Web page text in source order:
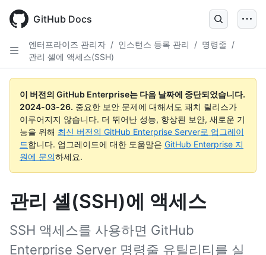
main
GitHub Docs
엔터프라이즈 관리자 / 인스턴스 등록 관리 / 명령줄 /
관리 셸에 액세스(SSH)
이 버전의 GitHub Enterprise는 다음 날짜에 중단되었습니다.
2024-03-26. 중요한 보안 문제에 대해서도 패치 릴리스가
이루어지지 않습니다. 더 뛰어난 성능, 향상된 보안, 새로운 기
능을 위해 최신 버전의 GitHub Enterprise Server로 업그레이
드합니다. 업그레이드에 대한 도움말은 GitHub Enterprise 지
원에 문의하세요.
관리 셸(SSH)에 액세스
SSH 액세스를 사용하면 GitHub
Enterprise Server 명령줄 유틸리티를 실